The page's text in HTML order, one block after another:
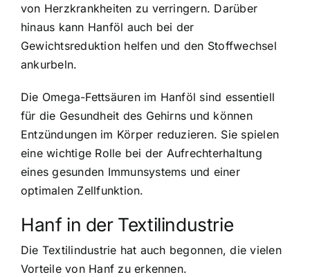
von Herzkrankheiten zu verringern. Darüber
hinaus kann Hanföl auch bei der
Gewichtsreduktion helfen und den Stoffwechsel
ankurbeln.
Die Omega-Fettsäuren im Hanföl sind essentiell
für die Gesundheit des Gehirns und können
Entzündungen im Körper reduzieren. Sie spielen
eine wichtige Rolle bei der Aufrechterhaltung
eines gesunden Immunsystems und einer
optimalen Zellfunktion.
Hanf in der Textilindustrie
Die Textilindustrie hat auch begonnen, die vielen
Vorteile von Hanf zu erkennen.